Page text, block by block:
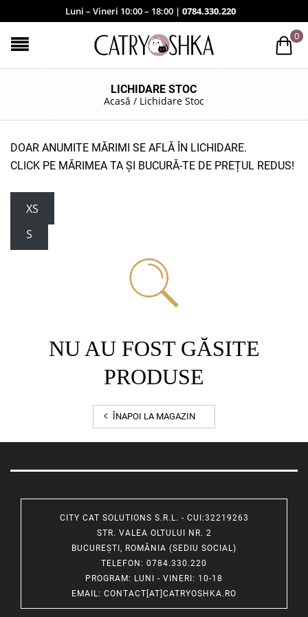
Luni – Vineri 10:00 – 18:00 | 0784.330.220
0
LICHIDARE STOC
Acasă / Lichidare Stoc
DOAR ANUMITE MĂRIMI SE AFLĂ ÎN LICHIDARE.
CLICK PE MĂRIMEA TA ȘI BUCURĂ-TE DE PREȚUL REDUS!
XS
S
NU AU FOST GĂSITE
PRODUSE
ÎNAPOI LA MAGAZIN
CITY CAT SOLUTIONS S.R.L. - CUI:32219263
STR. VALEA OLTULUI NR. 2
BUCUREȘTI, ROMÂNIA (SEDIU SOCIAL)
TELEFON : 0784.330.220
PROGRAM: LUNI - VINERI: 10-18
EMAIL: CONTACT[AT]CATRYOSHKA.RO